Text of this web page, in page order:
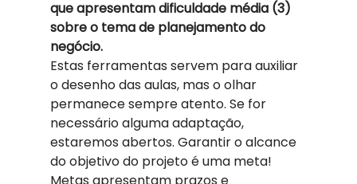
que apresentam dificuldade média (3)
sobre o tema de planejamento do
negócio.
Estas ferramentas servem para auxiliar
o desenho das aulas, mas o olhar
permanece sempre atento. Se for
necessário alguma adaptação,
estaremos abertos. Garantir o alcance
do objetivo do projeto é uma meta!